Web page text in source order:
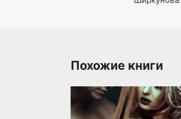
записям
Похожие книги